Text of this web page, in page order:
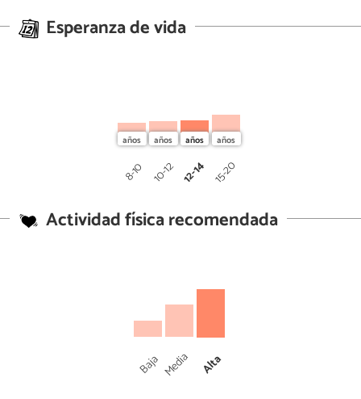
Esperanza de vida
8-10 10-12 12-14 15-20
Actividad física recomendada
Baja Media Alta